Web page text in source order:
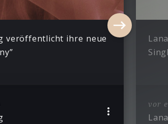
veröffentlicht ihre neue
vor